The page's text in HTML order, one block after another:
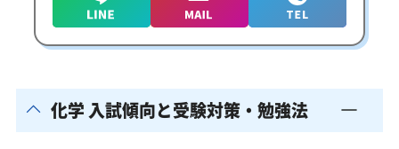
化学 入試傾向と受験対策・勉強法